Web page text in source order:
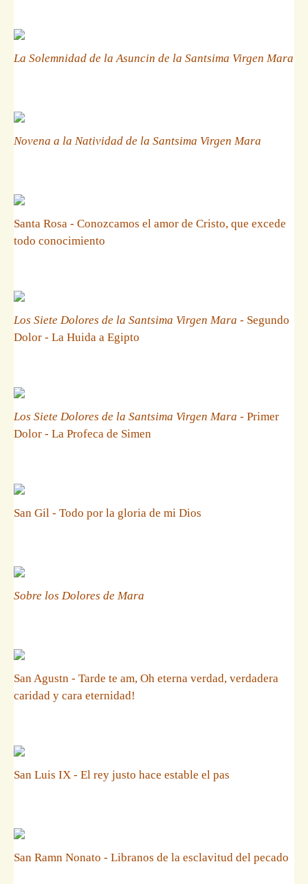
La Solemnidad de la Asuncin de la Santsima Virgen Mara
Novena a la Natividad de la Santsima Virgen Mara
Santa Rosa - Conozcamos el amor de Cristo, que excede
todo conocimiento
Los Siete Dolores de la Santsima Virgen Mara - Segundo
Dolor - La Huida a Egipto
Los Siete Dolores de la Santsima Virgen Mara - Primer
Dolor - La Profeca de Simen
San Gil - Todo por la gloria de mi Dios
Sobre los Dolores de Mara
San Agustn - Tarde te am, Oh eterna verdad, verdadera
caridad y cara eternidad!
San Luis IX - El rey justo hace estable el pas
San Ramn Nonato - Libranos de la esclavitud del pecado